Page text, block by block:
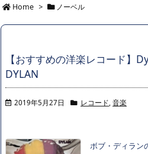
Home > ノーベル
【おすすめの洋楽レコード】
DYLAN
2019年5月27日 レコード, 音楽
ボブ・ディラン